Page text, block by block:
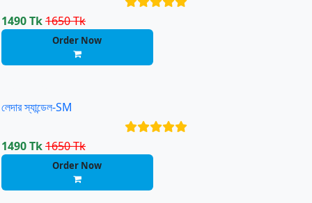
1490 Tk1650 Tk
Order Now
লেদার স্যান্ডেল-SM
1490 Tk1650 Tk
Order Now